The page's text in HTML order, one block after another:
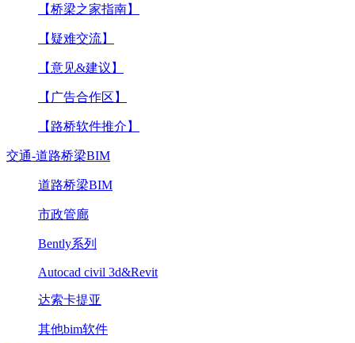
【桥梁之家指南】
【疑难交流】
【意见&建议】
【广告合作区】
【路桥软件推介】
交通-道路桥梁BIM
道路桥梁BIM
市政管廊
Bently系列
Autocad civil 3d&Revit
达索卡提亚
其他bim软件